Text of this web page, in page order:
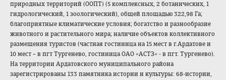
природных территорий (ООПТ) (5 комплексных, 2 ботанических, 1
гидрологический, 1 зоологический), общей площадью 322,98 Га;
благоприятные климатические условия; богатство и разнообразие
животного и растительного мира; наличие объектов коллективного
размещения туристов (частная гостиница на 15 мест в г.Ардатове и
10 мест – в пгт Тургенево, гостиница ОАО «АСТЗ» - в пгт. Тургенево).
На территории Ардатовского муниципального района
зарегистрированы 133 памятника истории и культуры: 68-истории,